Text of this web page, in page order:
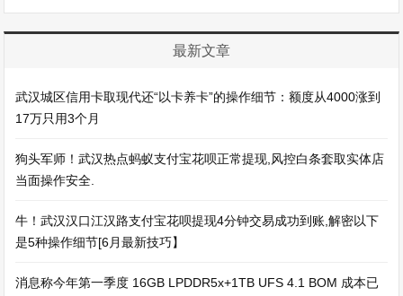
最新文章
武汉城区信用卡取现代还“以卡养卡”的操作细节：额度从4000涨到
17万只用3个月
狗头军师！武汉热点蚂蚁支付宝花呗正常提现,风控白条套取实体店
当面操作安全.
牛！武汉汉口江汉路支付宝花呗提现4分钟交易成功到账,解密以下
是5种操作细节[6月最新技巧】
消息称今年第一季度 16GB LPDDR5x+1TB UFS 4.1 BOM 成本已